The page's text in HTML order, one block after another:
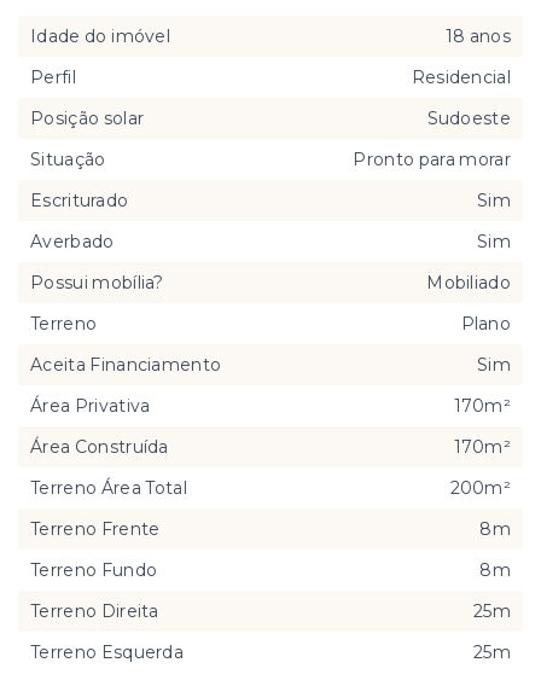
Idade do imóvel
18 anos
Perfil
Residencial
Posição solar
Sudoeste
Situação
Pronto para morar
Escriturado
Sim
Averbado
Sim
Possui mobília?
Mobiliado
Terreno
Plano
Aceita Financiamento
Sim
Área Privativa
170m²
Área Construída
170m²
Terreno Área Total
200m²
Terreno Frente
8m
Terreno Fundo
8m
Terreno Direita
25m
Terreno Esquerda
25m